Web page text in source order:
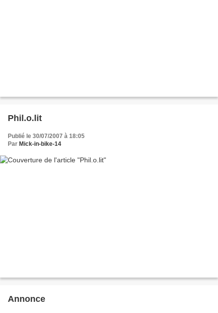
Phil.o.lit
Publié le 30/07/2007 à 18:05
Par Mick-in-bike-14
Annonce